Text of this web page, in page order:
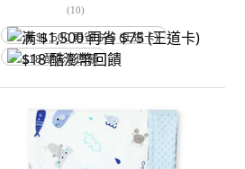
(10)
满 $1,500 再省 $75 (王道卡)
$18 酷澎幣回饋